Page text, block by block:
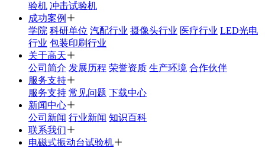
验机 冲击试验机
成功案例
学院 科研单位 汽配行业 摄像头行业 医疗行业 LED光电
行业 包装印刷行业
关于高天
公司简介 发展历程 荣誉资质 生产环境 合作伙伴
服务支持
服务支持 常见问题 下载中心
新闻中心
公司新闻 行业新闻 知识百科
联系我们
电磁式振动台试验机